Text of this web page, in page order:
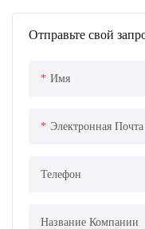
Отправьте свой
Имя
Электронная Почта
Телефон
Название Компании